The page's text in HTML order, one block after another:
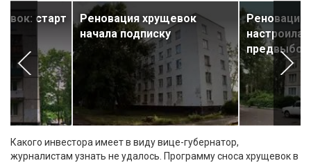
старт
Реновация хрущевок
начала подписку
Реновация
Какого инвестора имеет в виду вице-губернатор,
журналистам узнать не удалось. Программу сноса хрущевок в